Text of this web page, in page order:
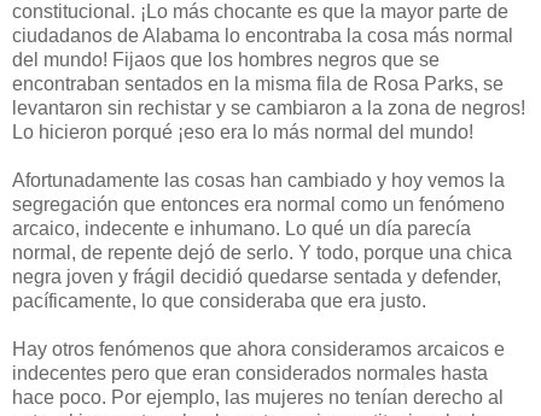
constitucional. ¡Lo más chocante es que la mayor parte de
ciudadanos de Alabama lo encontraba la cosa más normal
del mundo! Fijaos que los hombres negros que se
encontraban sentados en la misma fila de Rosa Parks, se
levantaron sin rechistar y se cambiaron a la zona de negros!
Lo hicieron porqué ¡eso era lo más normal del mundo!
Afortunadamente las cosas han cambiado y hoy vemos la
segregación que entonces era normal como un fenómeno
arcaico, indecente e inhumano. Lo qué un día parecía
normal, de repente dejó de serlo. Y todo, porque una chica
negra joven y frágil decidió quedarse sentada y defender,
pacíficamente, lo que consideraba que era justo.
Hay otros fenómenos que ahora consideramos arcaicos e
indecentes pero que eran considerados normales hasta
hace poco. Por ejemplo, las mujeres no tenían derecho al